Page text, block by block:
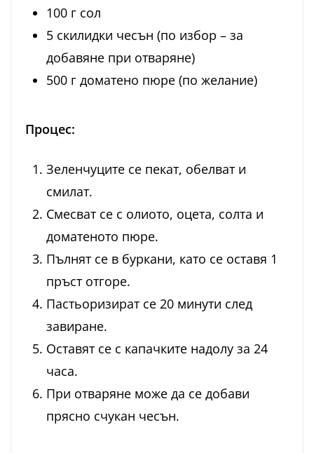
100 г сол
5 скилидки чесън (по избор – за
добавяне при отваряне)
500 г доматено пюре (по желание)
Процес:
Зеленчуците се пекат, обелват и
смилат.
Смесват се с олиото, оцета, солта и
доматеното пюре.
Пълнят се в буркани, като се оставя 1
пръст отгоре.
Пастьоризират се 20 минути след
завиране.
Оставят се с капачките надолу за 24
часа.
При отваряне може да се добави
прясно счукан чесън.